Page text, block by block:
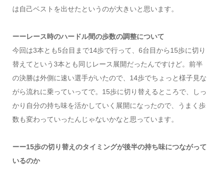
は自己ベストを出せたというのが大きいと思います。
ーーレース時のハードル間の歩数の調整について
今回は3本とも5台目まで14歩で行って、6台目から15歩に切り
替えてという3本とも同じレース展開だったんですけど。前半
の決勝は外側に速い選手がいたので、14歩でちょっと様子見な
がら流れに乗っていってで。15歩に切り替えるところで、しっ
かり自分の持ち味を活かしていく展開になったので、うまく歩
数も変わっていったんじゃないかなと思っています。
ーー15歩の切り替えのタイミングが後半の持ち味につながって
いるのか